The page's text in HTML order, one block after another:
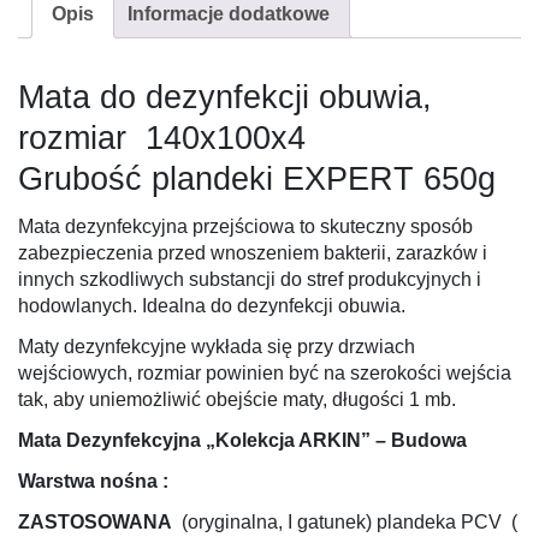
Opis Informacje dodatkowe
Mata do dezynfekcji obuwia,
rozmiar 140x100x4
Grubość plandeki EXPERT 650g
Mata dezynfekcyjna przejściowa to skuteczny sposób
zabezpieczenia przed wnoszeniem bakterii, zarazków i
innych szkodliwych substancji do stref produkcyjnych i
hodowlanych. Idealna do dezynfekcji obuwia.
Maty dezynfekcyjne wykłada się przy drzwiach
wejściowych, rozmiar powinien być na szerokości wejścia
tak, aby uniemożliwić obejście maty, długości 1 mb.
Mata Dezynfekcyjna „Kolekcja ARKIN” – Budowa
Warstwa nośna :
ZASTOSOWANA (oryginalna, I gatunek) plandeka PCV (